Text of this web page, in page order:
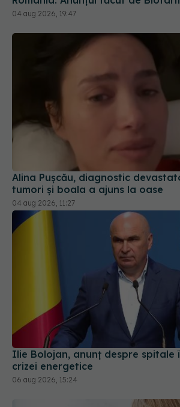
Alina Pușcău, diagnostic
tumori și boala a ajuns la oase
04 aug 2026, 11:27
Ilie Bolojan, anunț despre spitale
crizei energetice
06 aug 2026, 15:24